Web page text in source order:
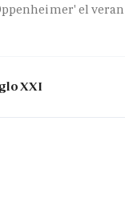
el
XXI